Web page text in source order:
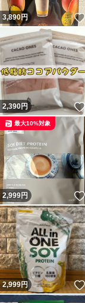
3,890円
2,390円
2,999円
最大10%対象
2,999円